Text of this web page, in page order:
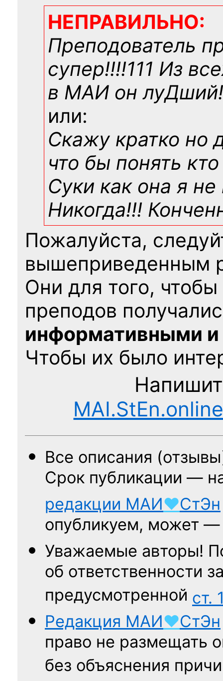
НЕПРАВИЛЬНО:
Преподователь
супер!!!!111 Из
в МАИ он
или:
Скажу кратко но
что бы понять
Суки как она я не
Никогда!!!
Пожалуйста,
вышеприведенным
Они для того,
преподов
информативными
Чтобы их было
Все описания
Срок публикации —
редакции МАИ♥СтЭн
опубликуем, может
Уважаемые авторы!
об ответственности
предусмотренной ст.
Редакция МАИ♥СтЭн
право не размещать
без объяснения